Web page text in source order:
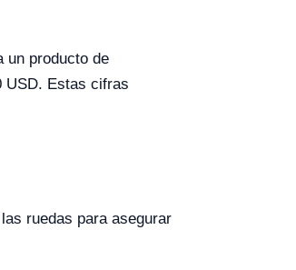
un producto de
USD. Estas cifras
ruedas para asegurar